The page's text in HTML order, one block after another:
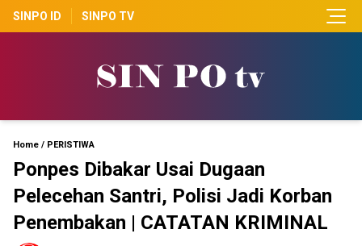
SINPO ID SINPO TV
Home / PERISTIWA
Ponpes Dibakar Usai Dugaan
Pelecehan Santri, Polisi Jadi Korban
Penembakan | CATATAN KRIMINAL